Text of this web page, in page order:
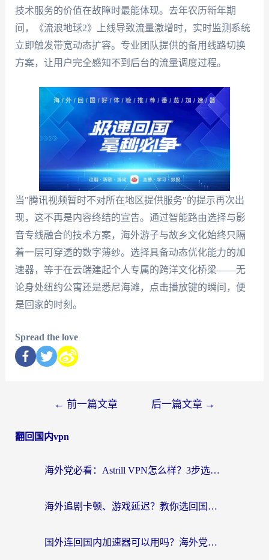
技术服务的价值在故障时最能体现。去年农历新年期
间，《流浪地球2》上线导致流量激增时，实时监测系统
立即触发带宽动态扩容。专业团队提供的备用线路切换
方案，让用户完全感知不到后台的流量调度过程。
当"腾讯视频暂时不对所在地区提供服务"的提示再次出
现，这不再是内容终结的宣告。通过智能路由选择与影
音专线融合的技术方案，海外游子与故乡文化始终只隔
着一层可穿透的数字薄纱。选择具备动态优化能力的加
速器，等于在云端建起个人专属的跨洋文化桥梁——无
论身处纽约公寓还是悉尼海滩，点击播放键的瞬间，便
是回家的时刻。
Spread the love
← 前一篇文章 后一篇文章 →
翻回国内vpn
海外党必看：Astrill VPN怎么样？3步选对回国加速器实现无缝刷剧玩游戏
海外追剧卡顿、游戏延迟？教你选回国加速器，附免费加速器试用一小时福利
国外连回国内加速器可以用吗？海外党亲测实用指南，解决追剧游戏卡顿难题